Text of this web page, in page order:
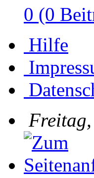
0 (0
Hilfe